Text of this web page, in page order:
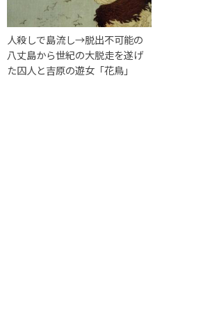
人殺しで島流し→脱出不可能の
八丈島から世紀の大脱走を遂げ
た囚人と吉原の遊女「花鳥」